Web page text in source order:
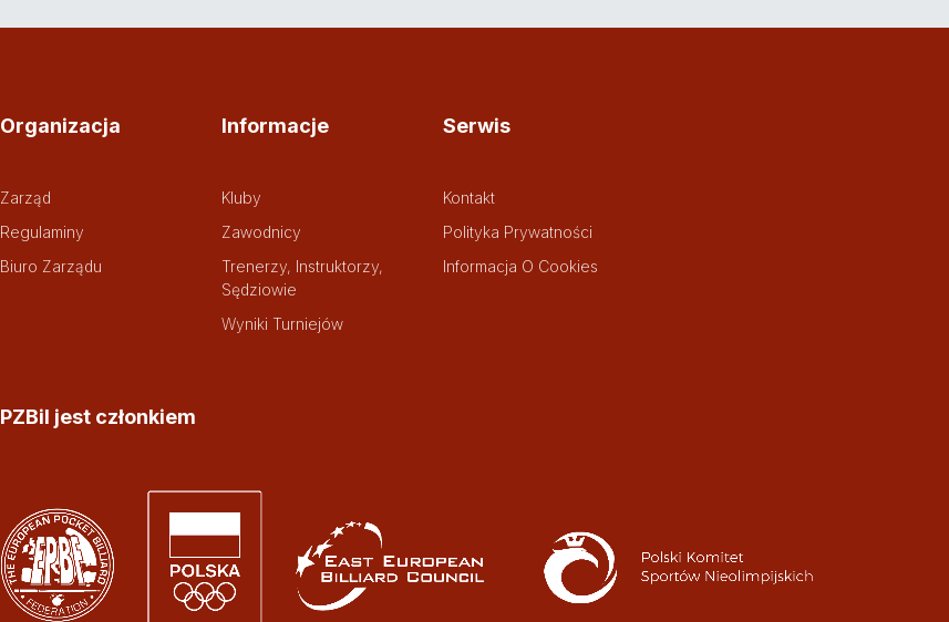
Organizacja
Zarząd
Regulaminy
Biuro Zarządu
Informacje
Kluby
Zawodnicy
Trenerzy, Instruktorzy,
Sędziowie
Wyniki Turniejów
Serwis
Kontakt
Polityka Prywatności
Informacja O Cookies
PZBil jest członkiem